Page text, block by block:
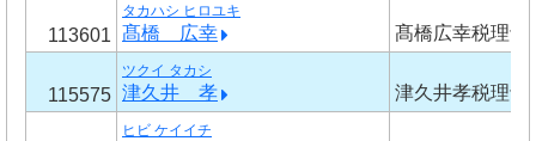
113601
タカハシ ヒロユキ
髙橋 広幸 髙橋広幸税理士
115575
ツクイ タカシ
津久井 孝 津久井孝税理士
ヒビ ケイイチ